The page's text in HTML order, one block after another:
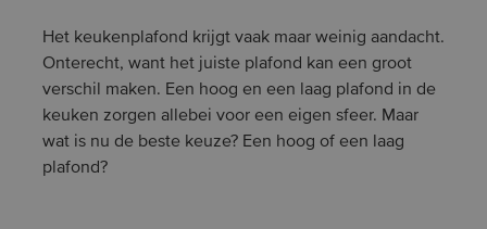
Het keukenplafond krijgt vaak maar weinig aandacht.
Onterecht, want het juiste plafond kan een groot
verschil maken. Een hoog en een laag plafond in de
keuken zorgen allebei voor een eigen sfeer. Maar
wat is nu de beste keuze? Een hoog of een laag
plafond?